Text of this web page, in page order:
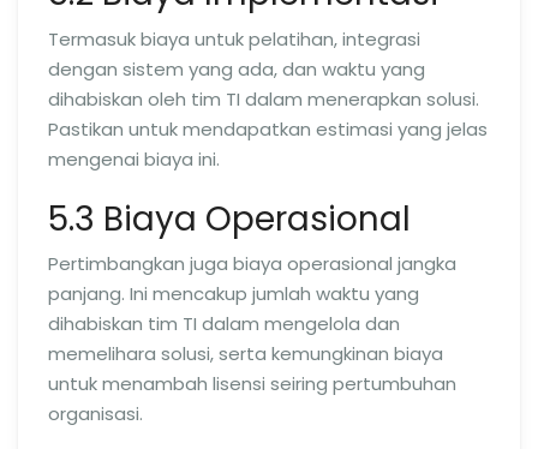
Termasuk biaya untuk pelatihan, integrasi
dengan sistem yang ada, dan waktu yang
dihabiskan oleh tim TI dalam menerapkan solusi.
Pastikan untuk mendapatkan estimasi yang jelas
mengenai biaya ini.
5.3 Biaya Operasional
Pertimbangkan juga biaya operasional jangka
panjang. Ini mencakup jumlah waktu yang
dihabiskan tim TI dalam mengelola dan
memelihara solusi, serta kemungkinan biaya
untuk menambah lisensi seiring pertumbuhan
organisasi.